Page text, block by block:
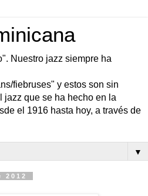
Nuestro jazz siempre ha
fiebruses" y estos son sin
jazz que se ha hecho en la
el 1916 hasta hoy, a través de
▼
2012